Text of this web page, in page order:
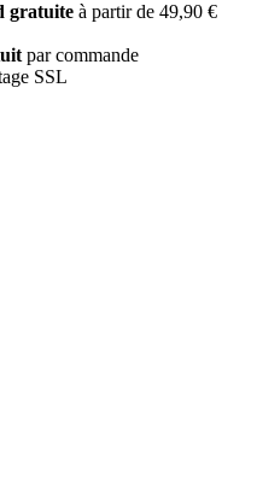
gratuite à partir de 49,90 €
par commande
SSL